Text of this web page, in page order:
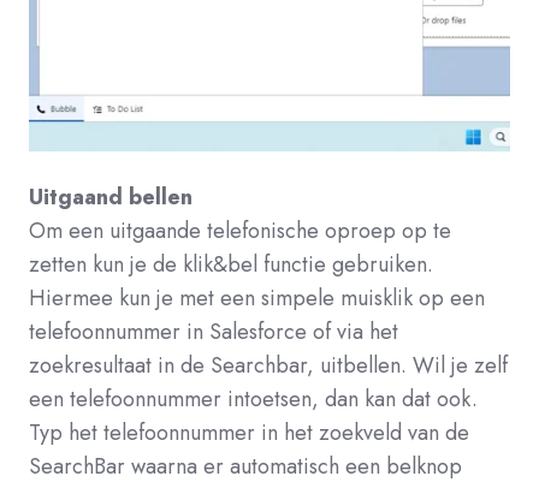
Uitgaand bellen
Om een uitgaande telefonische oproep op te
zetten kun je de klik&bel functie gebruiken.
Hiermee kun je met een simpele muisklik op een
telefoonnummer in Salesforce of via het
zoekresultaat in de Searchbar, uitbellen. Wil je zelf
een telefoonnummer intoetsen, dan kan dat ook.
Typ het telefoonnummer in het zoekveld van de
SearchBar waarna er automatisch een belknop